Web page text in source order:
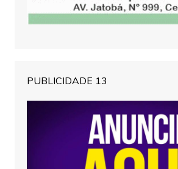
PUBLICIDADE 13